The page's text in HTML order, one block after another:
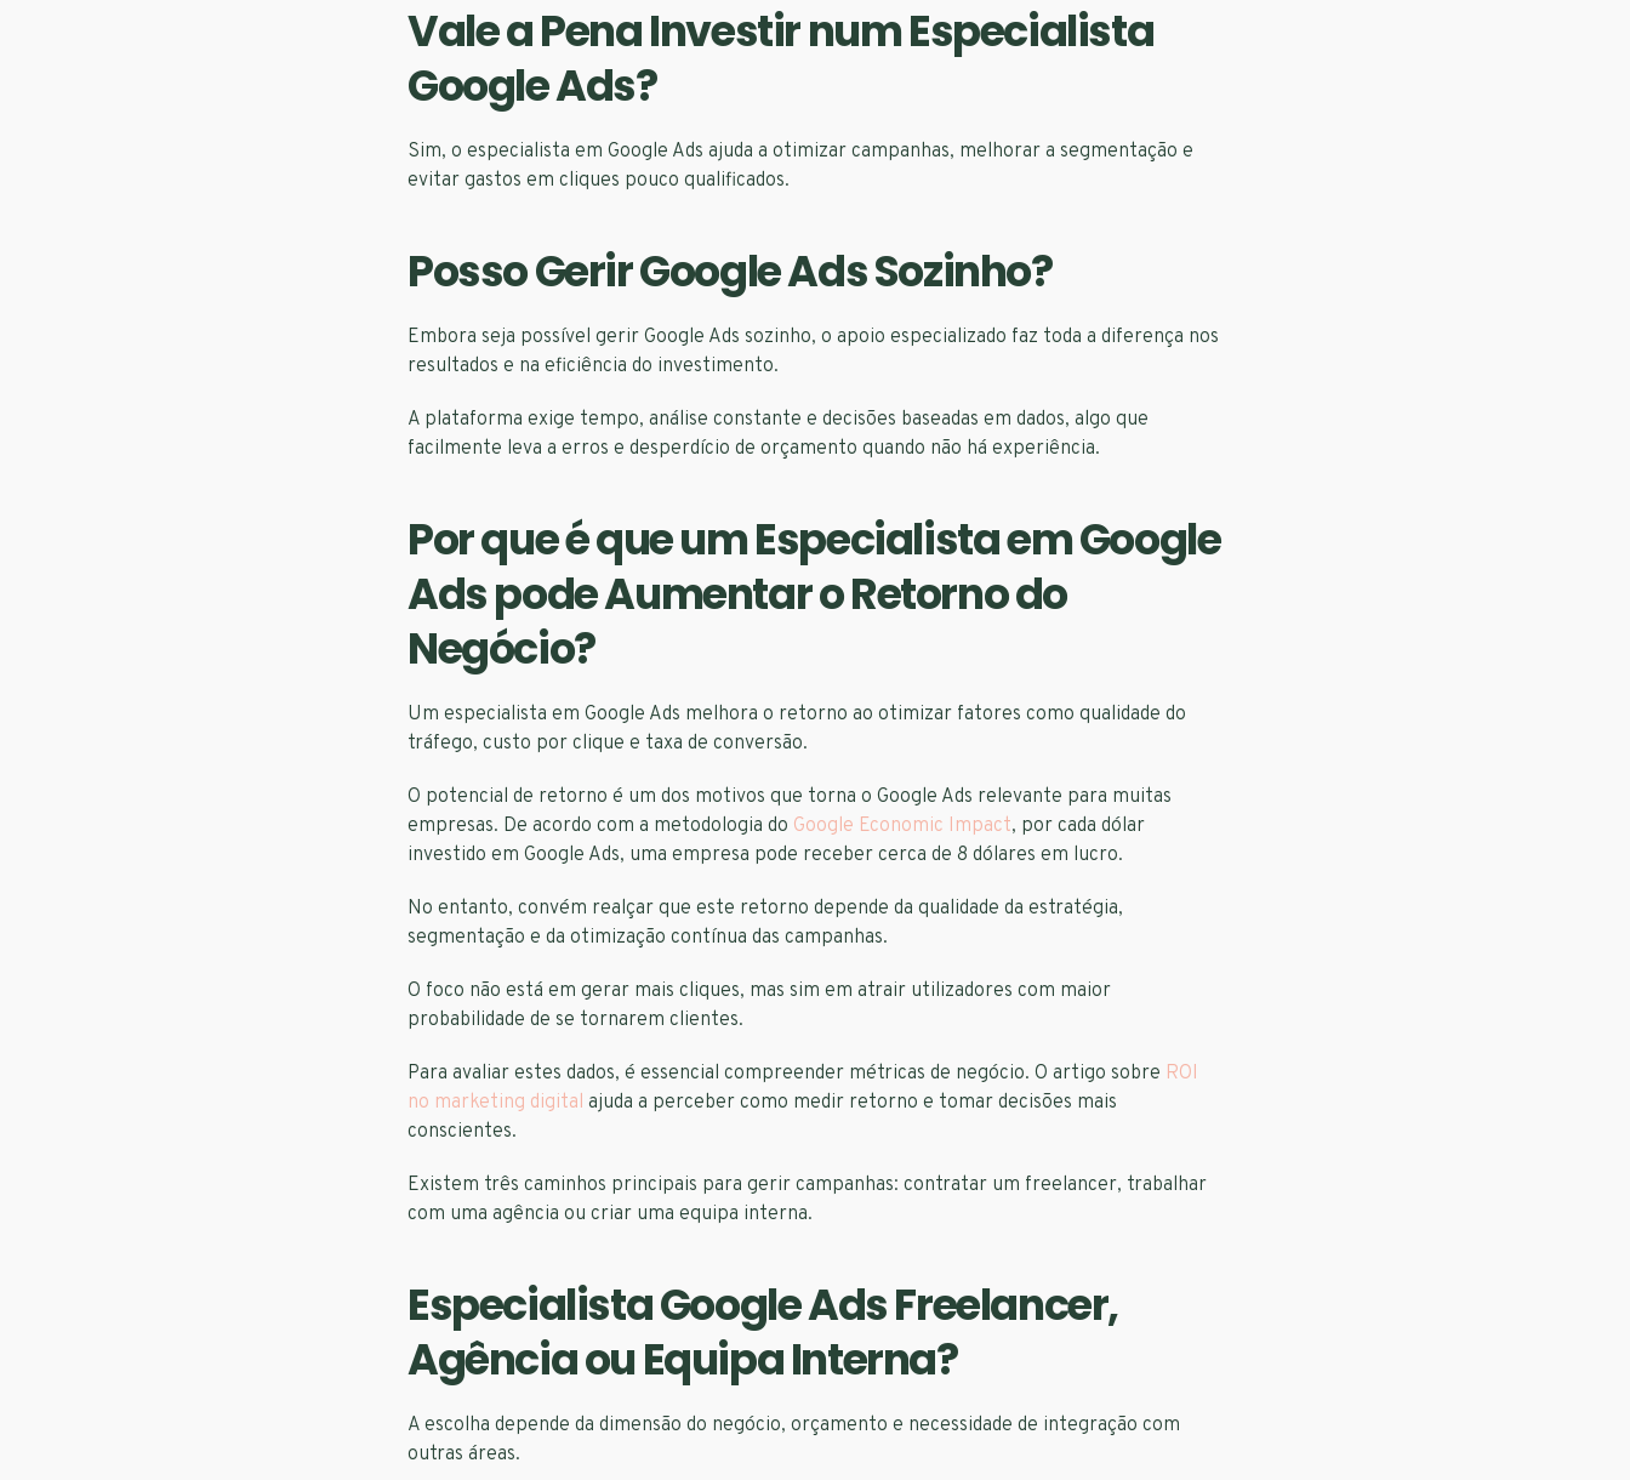
Vale a Pena Investir num Especialista
Google Ads?
Sim, o especialista em Google Ads ajuda a otimizar campanhas, melhorar a segmentação e
evitar gastos em cliques pouco qualificados.
Posso Gerir Google Ads Sozinho?
Embora seja possível gerir Google Ads sozinho, o apoio especializado faz toda a diferença nos
resultados e na eficiência do investimento.
A plataforma exige tempo, análise constante e decisões baseadas em dados, algo que
facilmente leva a erros e desperdício de orçamento quando não há experiência.
Por que é que um Especialista em Google
Ads pode Aumentar o Retorno do
Negócio?
Um especialista em Google Ads melhora o retorno ao otimizar fatores como qualidade do
tráfego, custo por clique e taxa de conversão.
O potencial de retorno é um dos motivos que torna o Google Ads relevante para muitas
empresas. De acordo com a metodologia do Google Economic Impact, por cada dólar
investido em Google Ads, uma empresa pode receber cerca de 8 dólares em lucro.
No entanto, convém realçar que este retorno depende da qualidade da estratégia,
segmentação e da otimização contínua das campanhas.
O foco não está em gerar mais cliques, mas sim em atrair utilizadores com maior
probabilidade de se tornarem clientes.
Para avaliar estes dados, é essencial compreender métricas de negócio. O artigo sobre ROI
no marketing digital ajuda a perceber como medir retorno e tomar decisões mais
conscientes.
Existem três caminhos principais para gerir campanhas: contratar um freelancer, trabalhar
com uma agência ou criar uma equipa interna.
Especialista Google Ads Freelancer,
Agência ou Equipa Interna?
A escolha depende da dimensão do negócio, orçamento e necessidade de integração com
outras áreas.